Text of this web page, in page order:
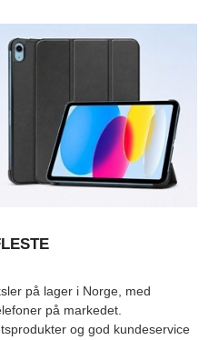
på lager i Norge, med
på markedet.
og god kundeservice